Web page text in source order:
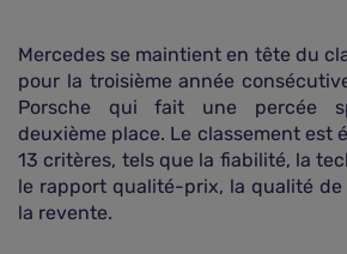
Mercedes se maintient en tête du
pour la troisième année
Porsche qui fait une percée
deuxième place. Le classement est
13 critères, tels que la fiabilité, la
le rapport qualité-prix, la qualité
la revente.